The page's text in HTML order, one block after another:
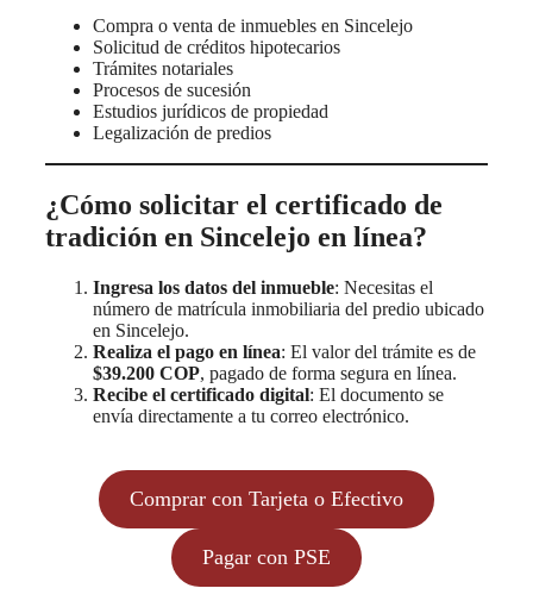
Compra o venta de inmuebles en Sincelejo
Solicitud de créditos hipotecarios
Trámites notariales
Procesos de sucesión
Estudios jurídicos de propiedad
Legalización de predios
¿Cómo solicitar el certificado de
tradición en Sincelejo en línea?
Ingresa los datos del inmueble: Necesitas el
número de matrícula inmobiliaria del predio ubicado
en Sincelejo.
Realiza el pago en línea: El valor del trámite es de
$39.200 COP, pagado de forma segura en línea.
Recibe el certificado digital: El documento se
envía directamente a tu correo electrónico.
Comprar con Tarjeta o Efectivo
Pagar con PSE